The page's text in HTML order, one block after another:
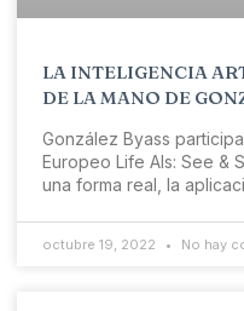
LA INTELIGENCIA
DE LA MANO DE
González Byass
Europeo Life AIs: See &
una forma real, la
octubre 19, 2022 No hay